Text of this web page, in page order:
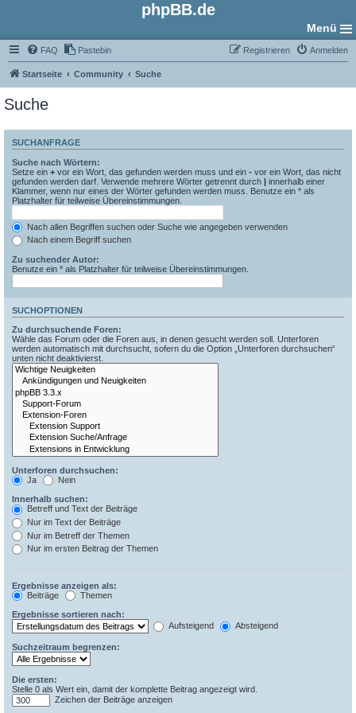
phpBB.de
Menü
FAQ Pastebin Anmelden
Registrieren
Startseite Community Suche
Suche
SUCHANFRAGE
Suche nach Wörtern:
Setze ein + vor ein Wort, das gefunden werden muss und ein - vor ein Wort, das nicht
gefunden werden darf. Verwende mehrere Wörter getrennt durch | innerhalb einer
Klammer, wenn nur eines der Wörter gefunden werden muss. Benutze ein * als
Platzhalter für teilweise Übereinstimmungen.
Nach allen Begriffen suchen oder Suche wie angegeben verwenden
Nach einem Begriff suchen
Zu suchender Autor:
Benutze ein * als Platzhalter für teilweise Übereinstimmungen.
SUCHOPTIONEN
Zu durchsuchende Foren:
Wähle das Forum oder die Foren aus, in denen gesucht werden soll. Unterforen
werden automatisch mit durchsucht, sofern du die Option „Unterforen durchsuchen“
unten nicht deaktivierst.
Unterforen durchsuchen:
Ja
Nein
Innerhalb suchen:
Betreff und Text der Beiträge
Nur im Text der Beiträge
Nur im Betreff der Themen
Nur im ersten Beitrag der Themen
Ergebnisse anzeigen als:
Beiträge
Themen
Ergebnisse sortieren nach:
Aufsteigend
Absteigend
Suchzeitraum begrenzen:
Die ersten:
Stelle 0 als Wert ein, damit der komplette Beitrag angezeigt wird.
Zeichen der Beiträge anzeigen